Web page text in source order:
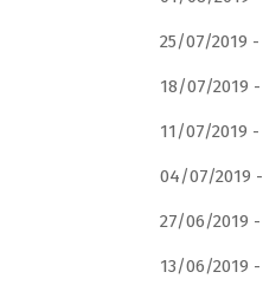
25/07/2019 -
18/07/2019 -
11/07/2019 -
04/07/2019 -
27/06/2019 -
13/06/2019 -